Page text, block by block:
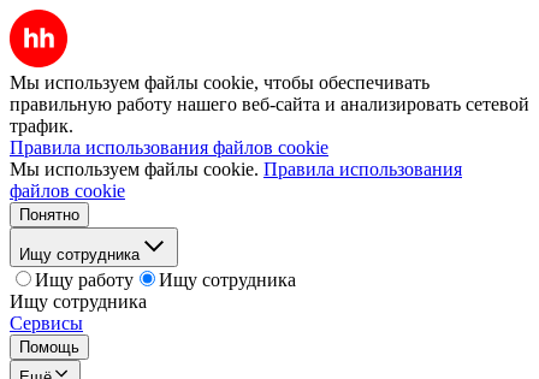
Мы используем файлы cookie, чтобы обеспечивать
правильную работу нашего веб-сайта и анализировать сетевой
трафик.
Правила использования файлов cookie
Мы используем файлы cookie. Правила использования
файлов cookie
Понятно
Ищу сотрудника
Ищу работу
Ищу сотрудника
Ищу сотрудника
Сервисы
Помощь